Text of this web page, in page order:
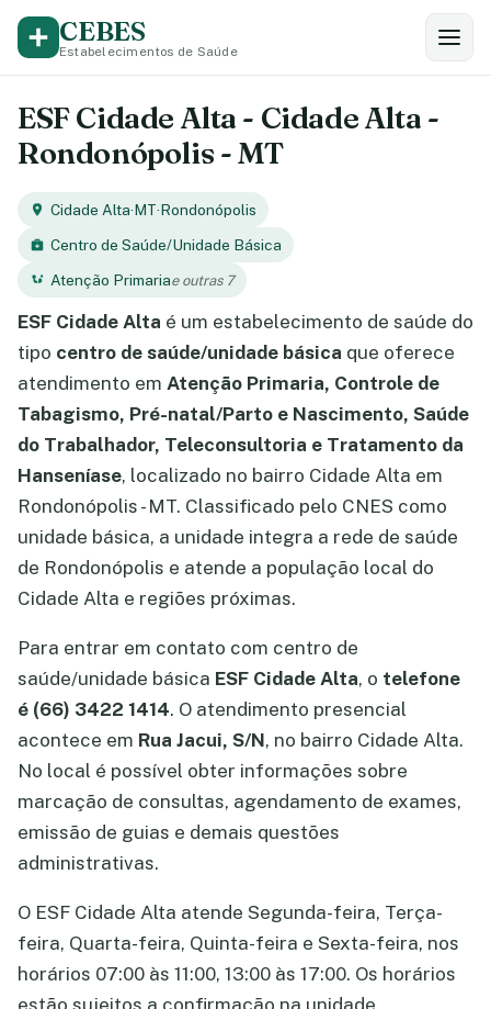
CEBES
Estabelecimentos de Saúde
ESF Cidade Alta - Cidade Alta -
Rondonópolis - MT
Cidade Alta·MT·Rondonópolis
Centro de Saúde/Unidade Básica
Atenção Primariae outras 7
ESF Cidade Alta é um estabelecimento de saúde do
tipo centro de saúde/unidade básica que oferece
atendimento em Atenção Primaria, Controle de
Tabagismo, Pré-natal/Parto e Nascimento, Saúde
do Trabalhador, Teleconsultoria e Tratamento da
Hanseníase, localizado no bairro Cidade Alta em
Rondonópolis - MT. Classificado pelo CNES como
unidade básica, a unidade integra a rede de saúde
de Rondonópolis e atende a população local do
Cidade Alta e regiões próximas.
Para entrar em contato com centro de
saúde/unidade básica ESF Cidade Alta, o telefone
é (66) 3422 1414. O atendimento presencial
acontece em Rua Jacui, S/N, no bairro Cidade Alta.
No local é possível obter informações sobre
marcação de consultas, agendamento de exames,
emissão de guias e demais questões
administrativas.
O ESF Cidade Alta atende Segunda-feira, Terça-
feira, Quarta-feira, Quinta-feira e Sexta-feira, nos
horários 07:00 às 11:00, 13:00 às 17:00. Os horários
estão sujeitos a confirmação na unidade,